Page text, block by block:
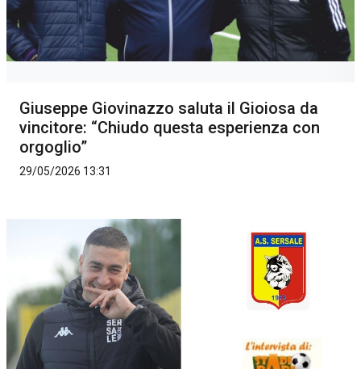
Giuseppe Giovinazzo saluta il Gioiosa da
vincitore: “Chiudo questa esperienza con
orgoglio”
29/05/2026 13:31